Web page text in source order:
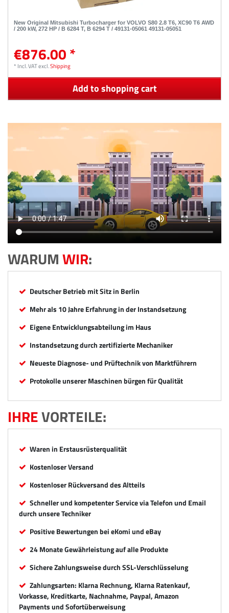
New Original Mitsubishi Turbocharger for VOLVO S80 2.8 T6, XC90 T6 AWD
/ 200 kW, 272 HP / B 6284 T, B 6294 T / 49131-05061 49131-05051
€876.00 *
* Incl. VATexcl.Shipping
Add to shopping cart
WARUMWIR:
Deutscher Betrieb mit Sitz in Berlin
Mehr als 10 Jahre Erfahrung in der Instandsetzung
Eigene Entwicklungsabteilung im Haus
Instandsetzung durch zertifizierte Mechaniker
Neueste Diagnose- und Prüftechnik von Marktführern
Protokolle unserer Maschinen bürgen für Qualität
IHREVORTEILE:
Waren in Erstausrüsterqualität
Kostenloser Versand
Kostenloser Rückversand des Altteils
Schneller und kompetenter Service via Telefon und Email
durch unsere Techniker
Positive Bewertungen bei eKomi und eBay
24 Monate Gewährleistung auf alle Produkte
Sichere Zahlungsweise durch SSL-Verschlüsselung
Zahlungsarten: Klarna Rechnung, Klarna Ratenkauf,
Vorkasse, Kreditkarte, Nachnahme, Paypal, Amazon
Payments und Sofortüberweisung